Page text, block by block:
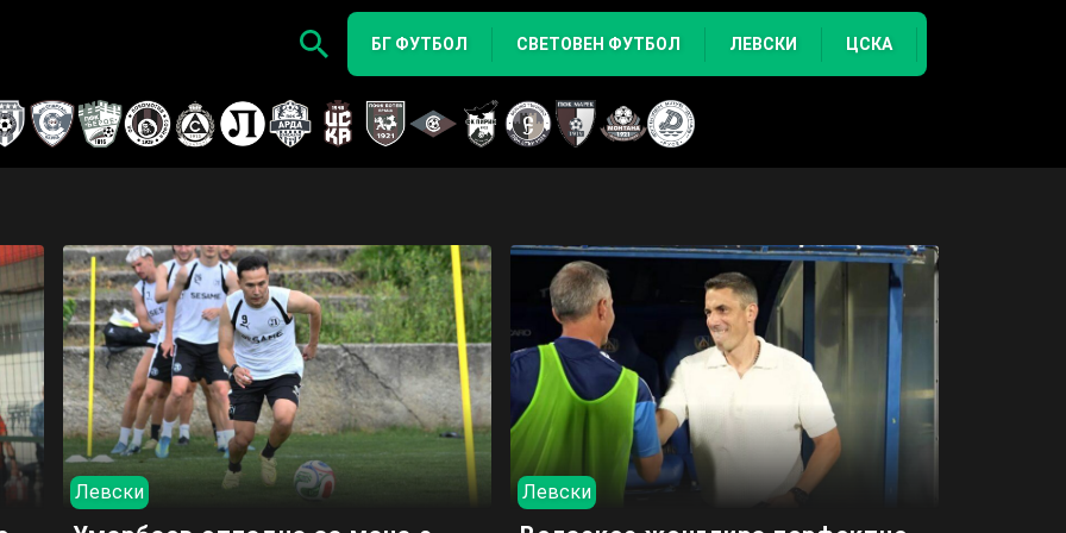
БГ ФУТБОЛ СВЕТОВЕН ФУТБОЛ ЛЕВСКИ ЦСКА
Левски Левски